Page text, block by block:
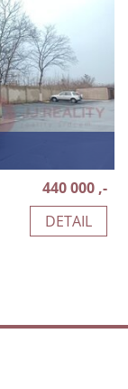
440 000 ,-
DETAIL